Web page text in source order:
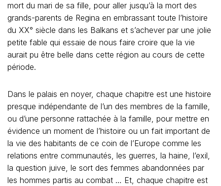
mort du mari de sa fille, pour aller jusqu’à la mort des
grands-parents de Regina en embrassant toute l’histoire
du XX° siècle dans les Balkans et s’achever par une jolie
petite fable qui essaie de nous faire croire que la vie
aurait pu être belle dans cette région au cours de cette
période.
Dans le palais en noyer, chaque chapitre est une histoire
presque indépendante de l’un des membres de la famille,
ou d’une personne rattachée à la famille, pour mettre en
évidence un moment de l’histoire ou un fait important de
la vie des habitants de ce coin de l’Europe comme les
relations entre communautés, les guerres, la haine, l’exil,
la question juive, le sort des femmes abandonnées par
les hommes partis au combat … Et, chaque chapitre est